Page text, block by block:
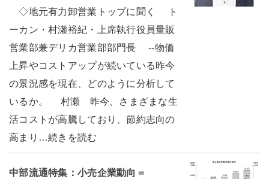
◇地元有力卸営業トップに聞く ト
ーカン・村瀬裕紀・上席執行役員量販
営業部兼デリカ営業部部門長 --物価
上昇やコストアップが続いている昨今
の景況感を現在、どのように分析して
いるか。 村瀬 昨今、さまざまな生
活コストが高騰しており、節約志向の
高まり…続きを読む
中部流通特集：小売企業動向＝